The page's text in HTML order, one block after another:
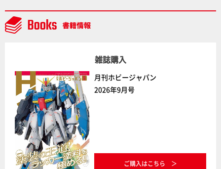
雑誌購入
月刊ホビージャパン
2026年9月号
ご購入はこちら